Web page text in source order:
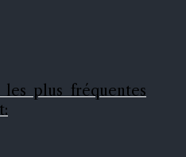
plus fréquentes